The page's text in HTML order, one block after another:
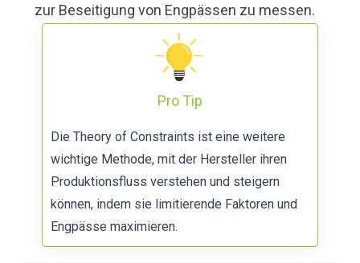
zur Beseitigung von Engpässen zu messen.
Pro Tip
Die Theory of Constraints ist eine weitere
wichtige Methode, mit der Hersteller ihren
Produktionsfluss verstehen und steigern
können, indem sie limitierende Faktoren und
Engpässe maximieren.